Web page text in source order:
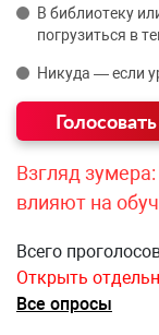
В библиотеку
погрузиться в
Никуда — если
Взгляд
влияют на
Всего
Открыть
Все опросы